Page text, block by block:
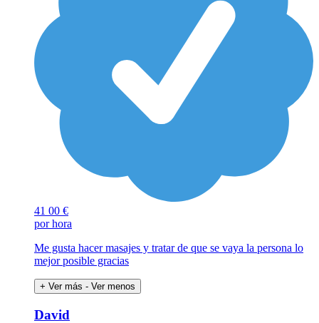
41 00 €
por hora
Me gusta hacer masajes y tratar de que se vaya la persona lo
mejor posible gracias
+ Ver más - Ver menos
David